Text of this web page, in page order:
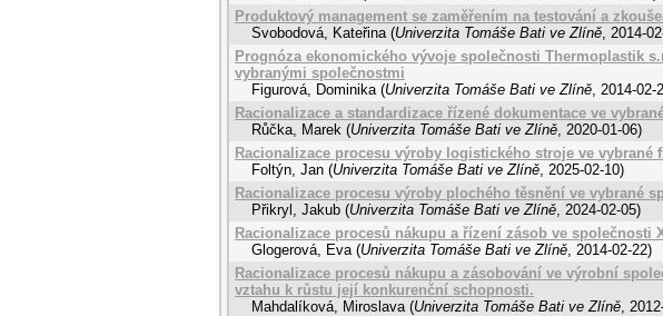
Produktový management se zaměřením na testování a
Svobodová, Kateřina (Univerzita Tomáše Bati ve Zlíně, 2014-
Prognóza ekonomického vývoje společnosti Thermoplastik
vybranými společnostmi
Figurová, Dominika (Univerzita Tomáše Bati ve Zlíně, 2014-02-
Racionalizace a standardizace řízené dokumentace ve
Růčka, Marek (Univerzita Tomáše Bati ve Zlíně, 2020-01-06)
Racionalizace procesu výroby logistického stroje ve vybrané
Foltýn, Jan (Univerzita Tomáše Bati ve Zlíně, 2025-02-10)
Racionalizace procesu výroby plochého těsnění ve vybrané
Přikryl, Jakub (Univerzita Tomáše Bati ve Zlíně, 2024-02-05)
Racionalizace procesů nákupu a řízení zásob ve společnosti
Glogerová, Eva (Univerzita Tomáše Bati ve Zlíně, 2014-02-22)
Racionalizace procesů nákupu a zásobování ve výrobní
vztahu k růstu její konkurenční schopnosti.
Mahdalíková, Miroslava (Univerzita Tomáše Bati ve Zlíně,